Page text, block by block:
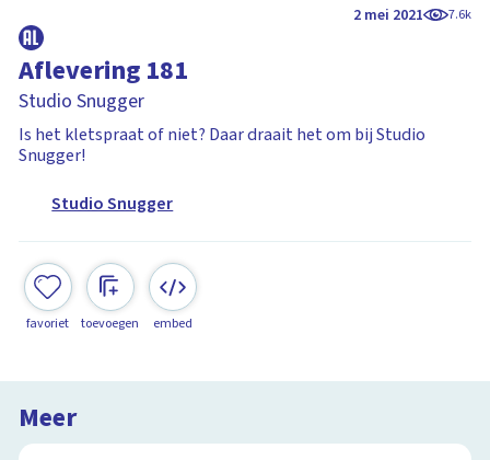
2 mei 2021 7.6k
Aflevering 181
Studio Snugger
Is het kletspraat of niet? Daar draait het om bij Studio
Snugger!
Studio Snugger
favoriet toevoegen embed
Meer